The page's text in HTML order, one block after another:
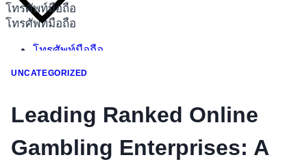
โทรศัพท์มือถือ
โทรศัพท์มือถือ
โทรศัพท์มือถือ
อุปกรณ์เสริมโทรศัพท์
UNCATEGORIZED
Leading Ranked Online
Gambling Enterprises: A